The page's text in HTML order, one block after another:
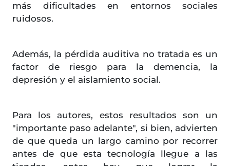
más dificultades en entornos sociales
ruidosos.
Además, la pérdida auditiva no tratada es un
factor de riesgo para la demencia, la
depresión y el aislamiento social.
Para los autores, estos resultados son un
"importante paso adelante", si bien, advierten
de que queda un largo camino por recorrer
antes de que esta tecnología llegue a las